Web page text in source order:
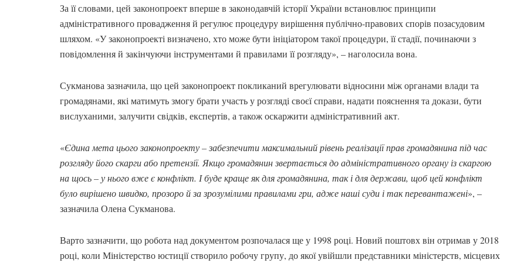
За її словами, цей законопроект вперше в законодавчій історії України встановлює принципи
адміністративного провадження й регулює процедуру вирішення публічно-правових спорів позасудовим
шляхом. «У законопроекті визначено, хто може бути ініціатором такої процедури, її стадії, починаючи з
повідомлення й закінчуючи інструментами й правилами її розгляду», – наголосила вона.
Сукманова зазначила, що цей законопроект покликаний врегулювати відносини між органами влади та
громадянами, які матимуть змогу брати участь у розгляді своєї справи, надати пояснення та докази, бути
вислуханими, залучити свідків, експертів, а також оскаржити адміністративний акт.
«Єдина мета цього законопроекту – забезпечити максимальний рівень реалізації прав громадянина під час
розгляду його скарги або претензії. Якщо громадянин звертається до адміністративного органу із скаргою
на щось – у нього вже є конфлікт. І буде краще як для громадянина, так і для держави, щоб цей конфлікт
було вирішено швидко, прозоро й за зрозумілими правилами гри, адже наші суди і так перевантажені», –
зазначила Олена Сукманова.
Варто зазначити, що робота над документом розпочалася ще у 1998 році. Новий поштовх він отримав у 2018
році, коли Міністерство юстиції створило робочу групу, до якої увійшли представники міністерств, місцевих